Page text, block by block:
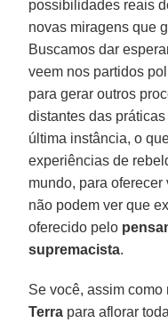
possibilidades reais
novas miragens que
Buscamos dar
veem nos partidos
para gerar outros
distantes das
última instância, o
experiências de
mundo, para
não podem ver que
oferecido pelo
supremacista.
Se você, assim como
Terra para aflorar